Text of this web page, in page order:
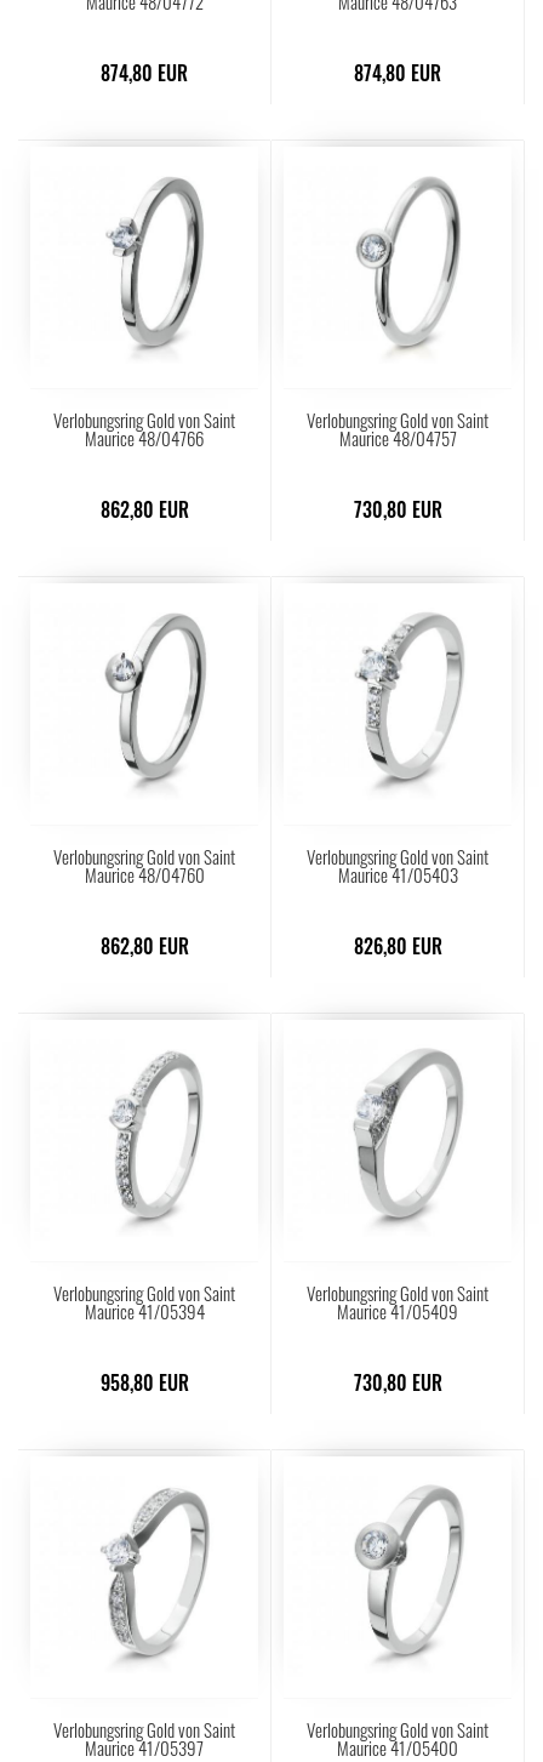
874,80 EUR 874,80 EUR
Verlobungsring Gold von Saint
Maurice 48/04766
862,80 EUR
Verlobungsring Gold von Saint
Maurice 48/04757
730,80 EUR
Verlobungsring Gold von Saint
Maurice 48/04760
862,80 EUR
Verlobungsring Gold von Saint
Maurice 41/05403
826,80 EUR
Verlobungsring Gold von Saint
Maurice 41/05394
958,80 EUR
Verlobungsring Gold von Saint
Maurice 41/05409
730,80 EUR
Verlobungsring Gold von Saint
Maurice 41/05397
Verlobungsring Gold von Saint
Maurice 41/05400